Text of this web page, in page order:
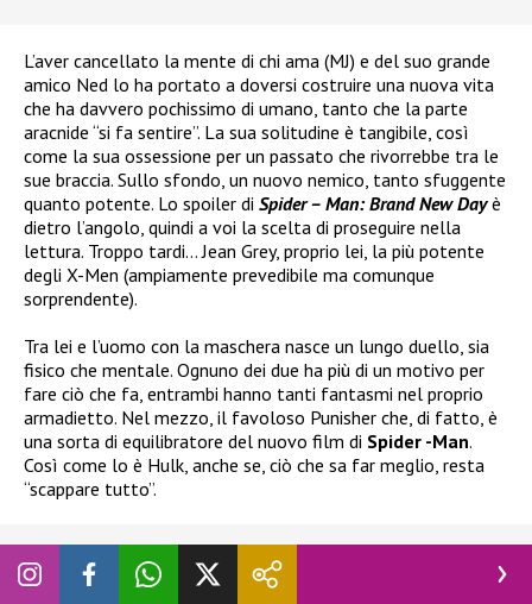
L’aver cancellato la mente di chi ama (MJ) e del suo grande
amico Ned lo ha portato a doversi costruire una nuova vita
che ha davvero pochissimo di umano, tanto che la parte
aracnide “si fa sentire”. La sua solitudine è tangibile, così
come la sua ossessione per un passato che rivorrebbe tra le
sue braccia. Sullo sfondo, un nuovo nemico, tanto sfuggente
quanto potente. Lo spoiler di Spider – Man: Brand New Dayè
dietro l’angolo, quindi a voi la scelta di proseguire nella
lettura. Troppo tardi… Jean Grey, proprio lei, la più potente
degli X-Men (ampiamente prevedibile ma comunque
sorprendente).
Tra lei e l’uomo con la maschera nasce un lungo duello, sia
fisico che mentale. Ognuno dei due ha più di un motivo per
fare ciò che fa, entrambi hanno tanti fantasmi nel proprio
armadietto. Nel mezzo, il favoloso Punisher che, di fatto, è
una sorta di equilibratore del nuovo film di Spider -Man.
Così come lo è Hulk, anche se, ciò che sa far meglio, resta
“scappare tutto”.